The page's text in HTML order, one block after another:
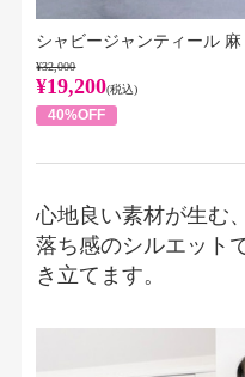
シャビージャンティール
¥32,000
¥19,200(税込)
40%OFF
心地良い素材が生む
落ち感のシルエット
き立てます。